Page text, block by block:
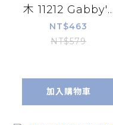
木 11212 Gabby's
Dollhouse 蓋比的
娃娃屋系列 - 精靈
NT$463
NT$579
加入購物車